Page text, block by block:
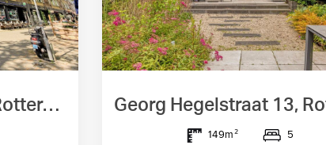
Goudsesingel 324 B, Rotterdam
149m² 5